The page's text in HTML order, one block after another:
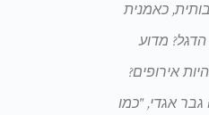
כאמנית
הדגל? מדוע
אירופים?
אגדי, "כמו